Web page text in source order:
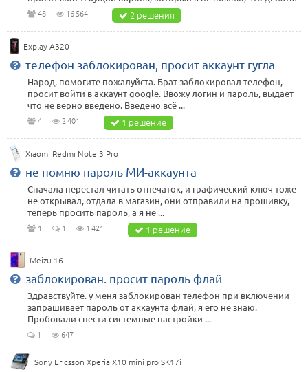
48 16 564 2 решения
Explay A320
телефон заблокирован, просит аккаунт гугла
Народ, помогите пожалуйста. Брат заблокировал телефон,
просит войти в аккаунт google. Ввожу логин и пароль, выдает
что не верно введено. Введено всё ...
4 2 401 1 решение
Xiaomi Redmi Note 3 Pro
не помню пароль МИ-аккаунта
Сначала перестал читать отпечаток, и графический ключ тоже
не открывал, отдала в магазин, они отправили на прошивку,
теперь просить пароль, а я не ...
1 1 1 421 1 решение
Meizu 16
заблокирован. просит пароль флай
Здравствуйте. у меня заблокирован телефон при включении
запрашивает пароль от аккаунта флай, я его не знаю.
Пробовали снести системные настройки ...
1 647
Sony Ericsson Xperia X10 mini pro SK17i